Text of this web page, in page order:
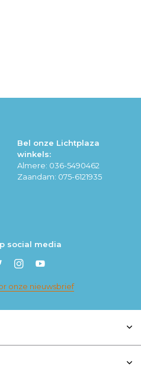
Bel onze Lichtplaza
winkels:
Almere: 036-5490462
Zaandam: 075-6121935
social media
onze nieuwsbrief